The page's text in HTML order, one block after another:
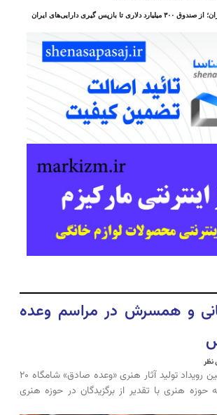
بازپس گیری دارایی‌های ایران
و همسرش در مراسم وعده
نظر
آیین اختتامیه نخستین رویداد تولید آثار هنری «وعده صادق» شامگاه ۲۰
حوزه هنری با تقدیر از برگزیدگان در حوزه هنری